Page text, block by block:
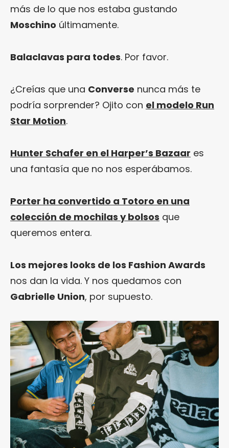
más de lo que nos estaba gustando
Moschino últimamente.
Balaclavas para todes. Por favor.
¿Creías que una Converse nunca más te
podría sorprender? Ojito con el modelo Run
Star Motion.
Hunter Schafer en el Harper’s Bazaar es
una fantasía que no nos esperábamos.
Porter ha convertido a Totoro en una
colección de mochilas y bolsos que
queremos entera.
Los mejores looks de los Fashion Awards
nos dan la vida. Y nos quedamos con
Gabrielle Union, por supuesto.